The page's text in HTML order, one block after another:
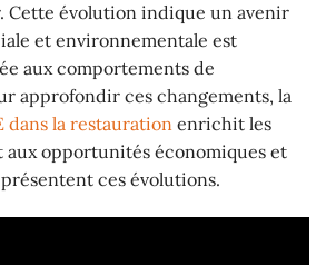
Cette évolution indique un avenir
et environnementale est
aux comportements de
approfondir ces changements, la
dans la restauration enrichit les
aux opportunités économiques et
ces évolutions.